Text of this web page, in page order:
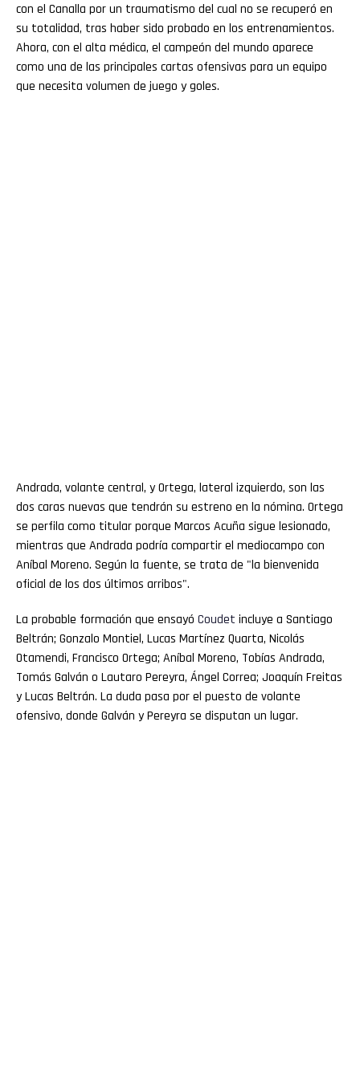
con el Canalla por un traumatismo del cual no se recuperó en
su totalidad, tras haber sido probado en los entrenamientos.
Ahora, con el alta médica, el campeón del mundo aparece
como una de las principales cartas ofensivas para un equipo
que necesita volumen de juego y goles.
Andrada, volante central, y Ortega, lateral izquierdo, son las
dos caras nuevas que tendrán su estreno en la nómina. Ortega
se perfila como titular porque Marcos Acuña sigue lesionado,
mientras que Andrada podría compartir el mediocampo con
Aníbal Moreno. Según la fuente, se trata de "la bienvenida
oficial de los dos últimos arribos".
La probable formación que ensayó Coudet incluye a Santiago
Beltrán; Gonzalo Montiel, Lucas Martínez Quarta, Nicolás
Otamendi, Francisco Ortega; Aníbal Moreno, Tobías Andrada,
Tomás Galván o Lautaro Pereyra, Ángel Correa; Joaquín Freitas
y Lucas Beltrán. La duda pasa por el puesto de volante
ofensivo, donde Galván y Pereyra se disputan un lugar.